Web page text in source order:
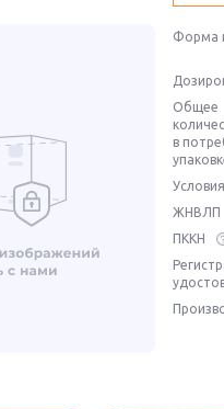
Форма
Общее
в
ЖНВЛП
ПККН